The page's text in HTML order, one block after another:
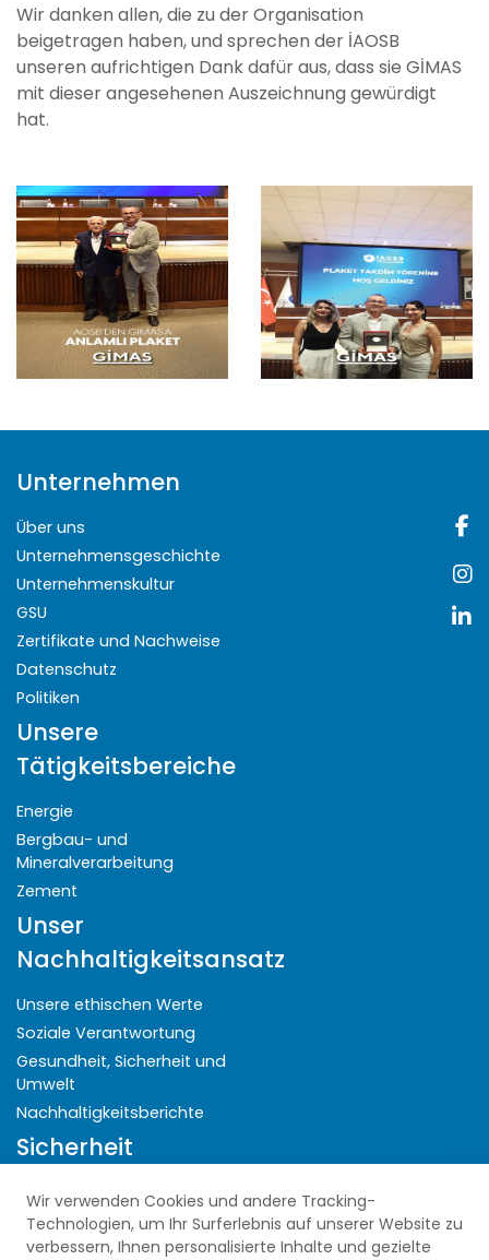
Wir verwenden Cookies und andere Tracking-
Technologien, um Ihr Surferlebnis auf unserer Website zu
verbessern, Ihnen personalisierte Inhalte und gezielte
Wir danken allen, die zu der Organisation
beigetragen haben, und sprechen der İAOSB
unseren aufrichtigen Dank dafür aus, dass sie GİMAS
mit dieser angesehenen Auszeichnung gewürdigt
hat.
Unternehmen
Über uns
Unternehmensgeschichte
Unternehmenskultur
GSU
Zertifikate und Nachweise
Datenschutz
Politiken
Unsere
Tätigkeitsbereiche
Energie
Bergbau- und
Mineralverarbeitung
Zement
Unser
Nachhaltigkeitsansatz
Unsere ethischen Werte
Soziale Verantwortung
Gesundheit, Sicherheit und
Umwelt
Nachhaltigkeitsberichte
Sicherheit
Datenschutzbestimmungen
Ausdrückliche
Zustimmungserklärung